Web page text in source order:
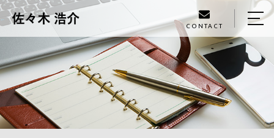
CONTACT
HOME
ABOUT ME
MENU
SEMINAR